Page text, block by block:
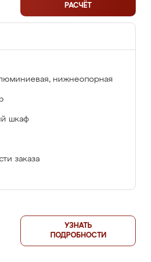
РАСЧЁТ
нижнеопорная
шкаф
заказа
УЗНАТЬ
ПОДРОБНОСТИ